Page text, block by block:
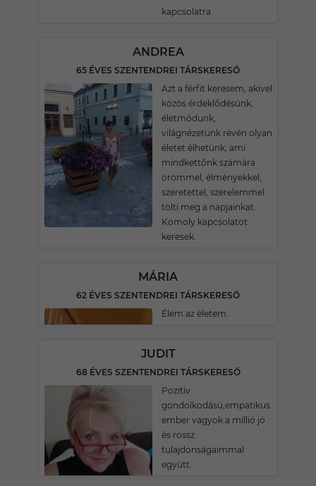
kapcsolatra.
ANDREA
65 ÉVES SZENTENDREI TÁRSKERESŐ
Azt a férfit keresem, akivel
közös érdeklődésünk,
életmódunk,
világnézetünk révén olyan
életet élhetünk, ami
mindkettőnk számára
örömmel, élményekkel,
szeretettel, szerelemmel
tölti meg a napjainkat.
Komoly kapcsolatot
keresek.
MÁRIA
62 ÉVES SZENTENDREI TÁRSKERESŐ
Élem az életem.
JUDIT
68 ÉVES SZENTENDREI TÁRSKERESŐ
Pozitív
gondolkodású,empatikus
ember vagyok a millió jó
és rossz
tulajdonságaimmal
együtt.